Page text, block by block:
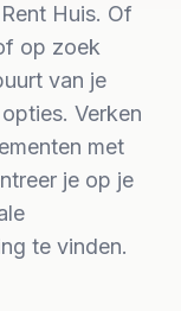
Huis. Of
op zoek
van je
Verken
met
je op je
te vinden.